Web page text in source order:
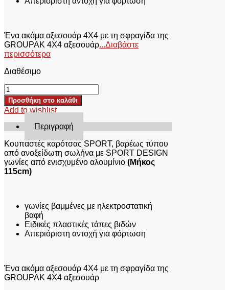
Ένα ακόμα αξεσουάρ 4X4 με τη σφραγίδα της
GROUPAK 4Χ4 αξεσουάρ...Διαβάστε
περισσότερα
Διαθέσιμο
ΚΟΥΠΑΣΤΕΣ
ΚΑΡΟΤΣΑΣ
KOUP
115
FIAT
FULLBACK
ποσότητα
Προσθήκη στο καλάθι
Add to wishlist
Περιγραφή
Kουπαστές καρότσας SPORT, βαρέως τύπου
από ανοξείδωτη σωλήνα με SPORT DESIGN
γωνίες από ενισχυμένο αλουμίνιο (Μήκος
115cm)
γωνίες βαμμένες με ηλεκτροστατική
βαφή
Ειδικές πλαστικές τάπες βιδών
Απεριόριστη αντοχή για φόρτωση
Ένα ακόμα αξεσουάρ 4X4 με τη σφραγίδα της
GROUPAK 4Χ4 αξεσουάρ